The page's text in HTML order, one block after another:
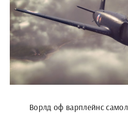
Ворлд оф варплейнс